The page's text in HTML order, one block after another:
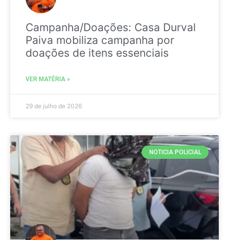
Campanha/Doações: Casa Durval
Paiva mobiliza campanha por
doações de itens essenciais
VER MATÉRIA »
29 de julho de 2026
NOTICIA POLICIAL